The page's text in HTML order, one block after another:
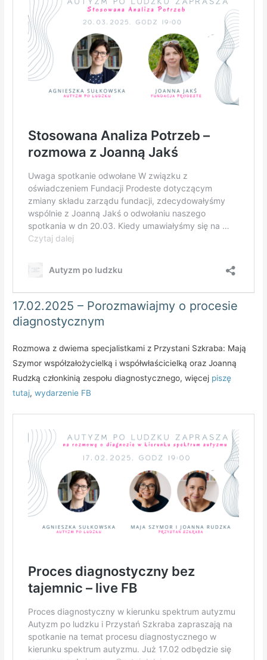
17.02.2025 – Porozmawiajmy o procesie
diagnostycznym
Rozmowa z dwiema specjalistkami z Przystani Szkraba: Mają
Szymor współzałożycielką i współwłaścicielką oraz Joanną
Rudzką członkinią zespołu diagnostycznego, więcej piszę
tutaj,wydarzenie FB